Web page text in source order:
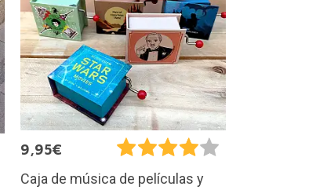
9,95€
Caja de música de películas y